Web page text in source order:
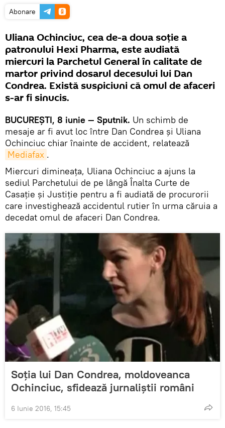
Abonare
Uliana Ochinciuc, cea de-a doua soţie a
patronului Hexi Pharma, este audiată
miercuri la Parchetul General în calitate de
martor privind dosarul decesului lui Dan
Condrea. Există suspiciuni că omul de afaceri
s-ar fi sinucis.
BUCUREŞTI, 8 iunie — Sputnik. Un schimb de
mesaje ar fi avut loc între Dan Condrea şi Uliana
Ochinciuc chiar înainte de accident, relatează
Mediafax .
Miercuri dimineaţa, Uliana Ochinciuc a ajuns la
sediul Parchetului de pe lângă Înalta Curte de
Casaţie şi Justiţie pentru a fi audiată de procurorii
care investighează accidentul rutier în urma căruia a
decedat omul de afaceri Dan Condrea.
Soția lui Dan Condrea, moldoveanca
Ochinciuc, sfidează jurnaliștii români
6 Iunie 2016, 15:45